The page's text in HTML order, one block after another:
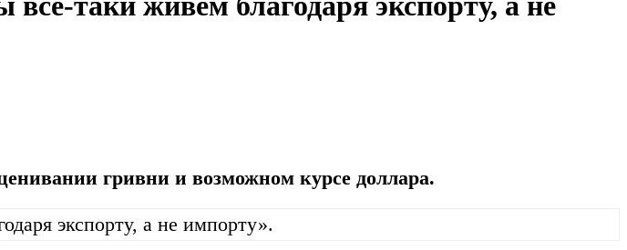
гривни и возможном курсе доллара.